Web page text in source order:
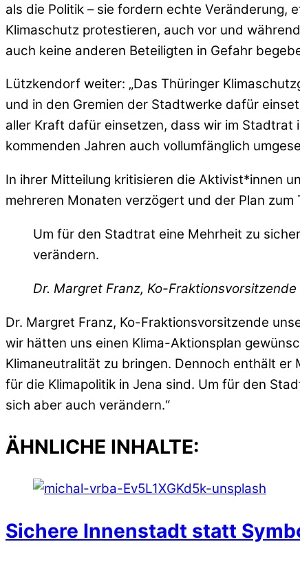
als die Politik – sie fordern echte Veränderung,
Klimaschutz protestieren, auch vor und
auch keine anderen Beteiligten in Gefahr
Lützkendorf weiter: „Das Thüringer
und in den Gremien der Stadtwerke dafür
aller Kraft dafür einsetzen, dass wir im
kommenden Jahren auch vollumfänglich
In ihrer Mitteilung kritisieren die Aktivist*innen
mehreren Monaten verzögert und der Plan
Um für den Stadtrat eine Mehrheit zu
verändern.
Dr. Margret Franz, Ko-Fraktionsvorsitzende
Dr. Margret Franz, Ko-Fraktionsvorsitzende
wir hätten uns einen Klima-Aktionsplan
Klimaneutralität zu bringen. Dennoch enthält er
für die Klimapolitik in Jena sind. Um für den
sich aber auch verändern.“
ÄHNLICHE INHALTE:
Sichere Innenstadt statt